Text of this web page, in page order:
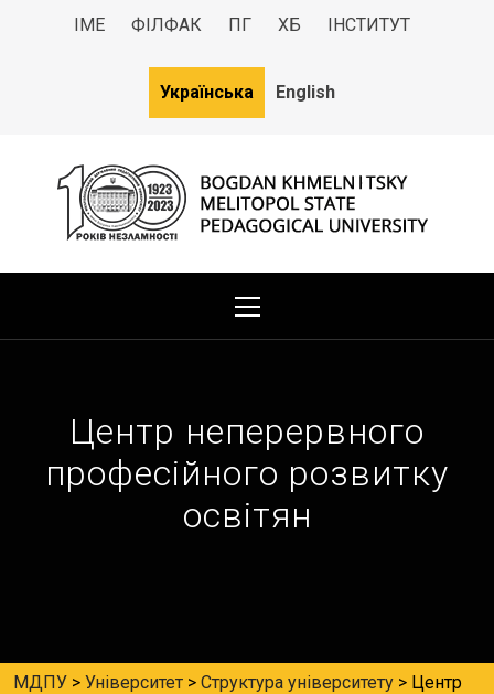
ІМЕ ФІЛФАК ПГ ХБ ІНСТИТУТ
Українська English
МДПУ
Центр неперервного
професійного розвитку
освітян
МДПУ > Університет > Структура університету > Центр